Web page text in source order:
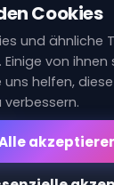
Cookies
und ähnliche
von ihnen
helfen,
verbessern.
sind für die
Funktionen der